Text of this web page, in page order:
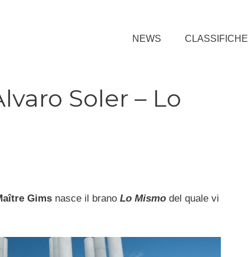
NEWS CLASSIFICHE
Soler – Lo
Gims nasce il brano Lo Mismo del quale vi